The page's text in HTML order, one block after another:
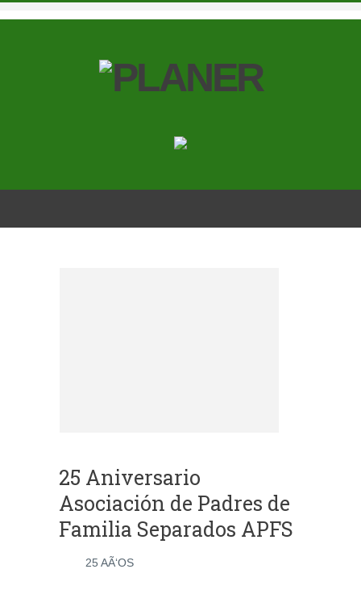
25 Aniversario
Asociación de Padres de
Familia Separados APFS
25 AÃ‘OS